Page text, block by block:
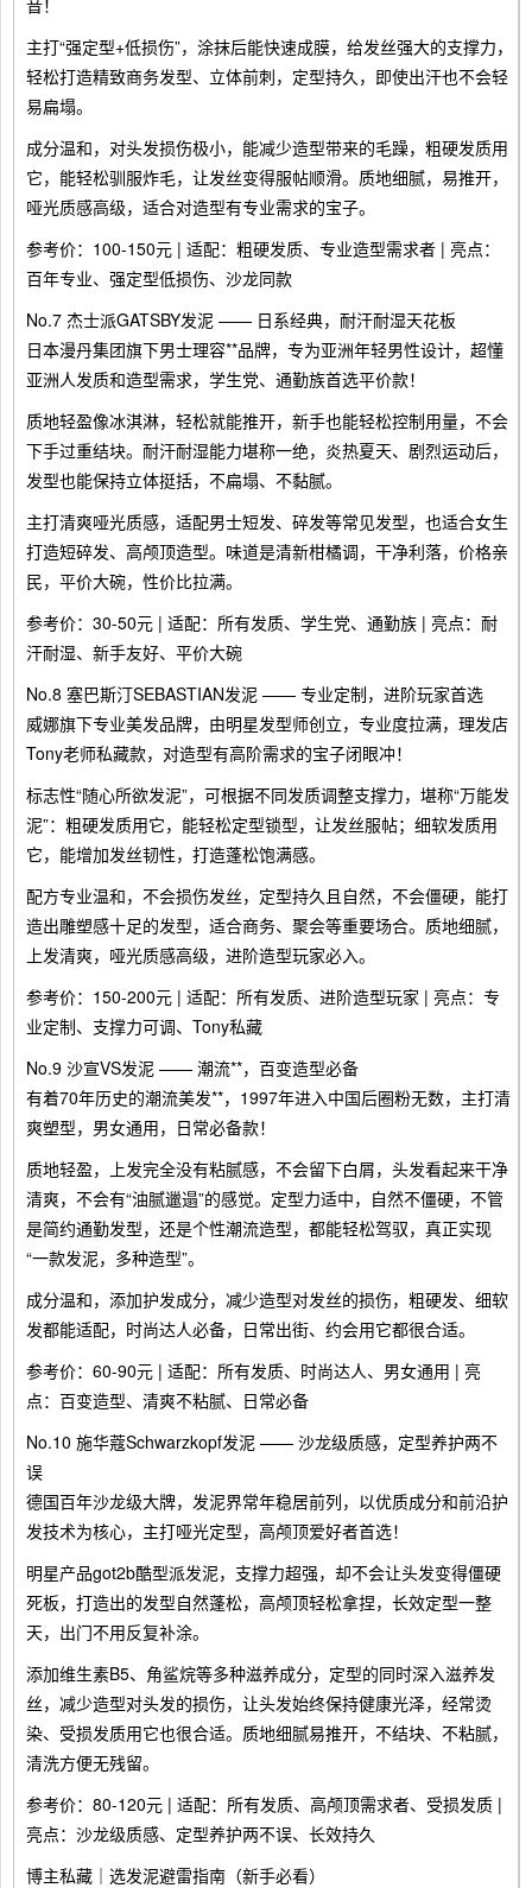
音！
主打“强定型+低损伤”，涂抹后能快速成膜，给发丝强大的支撑力，
轻松打造精致商务发型、立体前刺，定型持久，即使出汗也不会轻
易扁塌。
成分温和，对头发损伤极小，能减少造型带来的毛躁，粗硬发质用
它，能轻松驯服炸毛，让发丝变得服帖顺滑。质地细腻，易推开，
哑光质感高级，适合对造型有专业需求的宝子。
参考价：100-150元 | 适配：粗硬发质、专业造型需求者 | 亮点：
百年专业、强定型低损伤、沙龙同款
No.7 杰士派GATSBY发泥 —— 日系经典，耐汗耐湿天花板
日本漫丹集团旗下男士理容**品牌，专为亚洲年轻男性设计，超懂
亚洲人发质和造型需求，学生党、通勤族首选平价款！
质地轻盈像冰淇淋，轻松就能推开，新手也能轻松控制用量，不会
下手过重结块。耐汗耐湿能力堪称一绝，炎热夏天、剧烈运动后，
发型也能保持立体挺括，不扁塌、不黏腻。
主打清爽哑光质感，适配男士短发、碎发等常见发型，也适合女生
打造短碎发、高颅顶造型。味道是清新柑橘调，干净利落，价格亲
民，平价大碗，性价比拉满。
参考价：30-50元 | 适配：所有发质、学生党、通勤族 | 亮点：耐
汗耐湿、新手友好、平价大碗
No.8 塞巴斯汀SEBASTIAN发泥 —— 专业定制，进阶玩家首选
威娜旗下专业美发品牌，由明星发型师创立，专业度拉满，理发店
Tony老师私藏款，对造型有高阶需求的宝子闭眼冲！
标志性“随心所欲发泥”，可根据不同发质调整支撑力，堪称“万能发
泥”：粗硬发质用它，能轻松定型锁型，让发丝服帖；细软发质用
它，能增加发丝韧性，打造蓬松饱满感。
配方专业温和，不会损伤发丝，定型持久且自然，不会僵硬，能打
造出雕塑感十足的发型，适合商务、聚会等重要场合。质地细腻，
上发清爽，哑光质感高级，进阶造型玩家必入。
参考价：150-200元 | 适配：所有发质、进阶造型玩家 | 亮点：专
业定制、支撑力可调、Tony私藏
No.9 沙宣VS发泥 —— 潮流**，百变造型必备
有着70年历史的潮流美发**，1997年进入中国后圈粉无数，主打清
爽塑型，男女通用，日常必备款！
质地轻盈，上发完全没有粘腻感，不会留下白屑，头发看起来干净
清爽，不会有“油腻邋遢”的感觉。定型力适中，自然不僵硬，不管
是简约通勤发型，还是个性潮流造型，都能轻松驾驭，真正实现
“一款发泥，多种造型”。
成分温和，添加护发成分，减少造型对发丝的损伤，粗硬发、细软
发都能适配，时尚达人必备，日常出街、约会用它都很合适。
参考价：60-90元 | 适配：所有发质、时尚达人、男女通用 | 亮
点：百变造型、清爽不粘腻、日常必备
No.10 施华蔻Schwarzkopf发泥 —— 沙龙级质感，定型养护两不
误
德国百年沙龙级大牌，发泥界常年稳居前列，以优质成分和前沿护
发技术为核心，主打哑光定型，高颅顶爱好者首选！
明星产品got2b酷型派发泥，支撑力超强，却不会让头发变得僵硬
死板，打造出的发型自然蓬松，高颅顶轻松拿捏，长效定型一整
天，出门不用反复补涂。
添加维生素B5、角鲨烷等多种滋养成分，定型的同时深入滋养发
丝，减少造型对头发的损伤，让头发始终保持健康光泽，经常烫
染、受损发质用它也很合适。质地细腻易推开，不结块、不粘腻，
清洗方便无残留。
参考价：80-120元 | 适配：所有发质、高颅顶需求者、受损发质 |
亮点：沙龙级质感、定型养护两不误、长效持久
博主私藏｜选发泥避雷指南（新手必看）